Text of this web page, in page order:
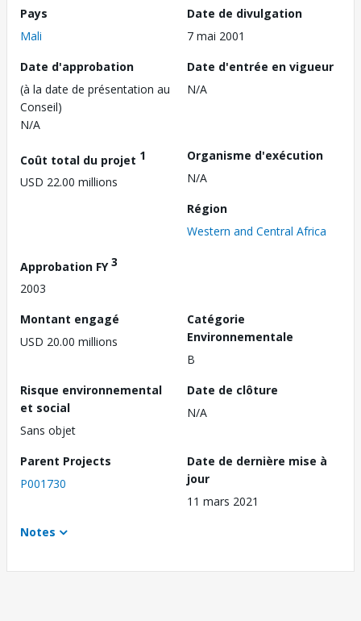
Pays
Mali
Date de divulgation
7 mai 2001
Date d'approbation
(à la date de présentation au
Conseil)
N/A
Date d'entrée en vigueur
N/A
Coût total du projet 1
USD 22.00 millions
Organisme d'exécution
N/A
Région
Western and Central Africa
Approbation FY3
2003
Montant engagé
USD 20.00 millions
Catégorie
Environnementale
B
Risque environnemental
et social
Sans objet
Date de clôture
N/A
Parent Projects
P001730
Date de dernière mise à
jour
11 mars 2021
Notes